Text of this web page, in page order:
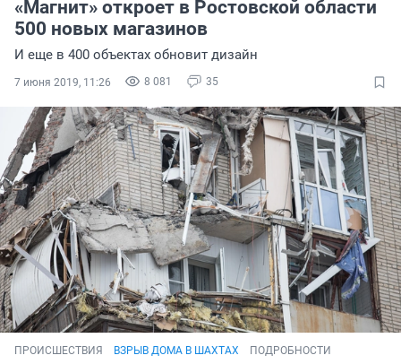
«Магнит» откроет в Ростовской области
500 новых магазинов
И еще в 400 объектах обновит дизайн
8 081 35
7 июня 2019, 11:26
ПРОИСШЕСТВИЯ ВЗРЫВ ДОМА В ШАХТАХ ПОДРОБНОСТИ